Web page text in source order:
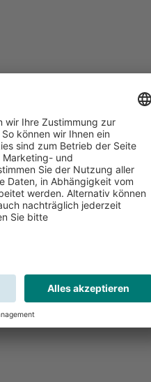
Sie haben Fragen,
Buchung?